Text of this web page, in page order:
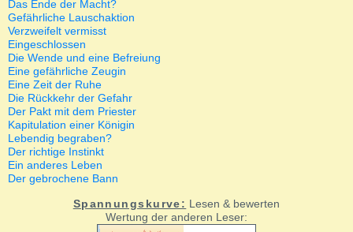
Das Ende der Macht?
Gefährliche Lauschaktion
Verzweifelt vermisst
Eingeschlossen
Die Wende und eine Befreiung
Eine gefährliche Zeugin
Eine Zeit der Ruhe
Die Rückkehr der Gefahr
Der Pakt mit dem Priester
Kapitulation einer Königin
Lebendig begraben?
Der richtige Instinkt
Ein anderes Leben
Der gebrochene Bann
Spannungskurve: Lesen & bewerten
Wertung der anderen Leser: